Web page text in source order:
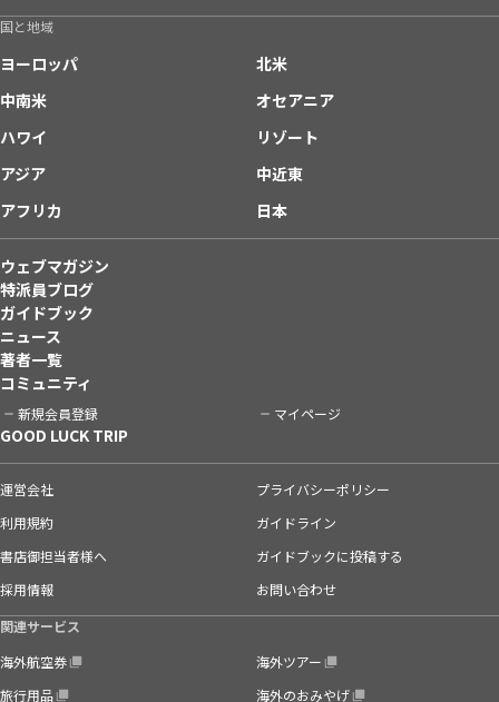
国と地域
ヨーロッパ
北米
中南米
オセアニア
ハワイ
リゾート
アジア
中近東
アフリカ
日本
ウェブマガジン
特派員ブログ
ガイドブック
ニュース
著者一覧
コミュニティ
新規会員登録 マイページ
GOOD LUCK TRIP
運営会社
プライバシーポリシー
利用規約
ガイドライン
書店御担当者様へ
ガイドブックに投稿する
採用情報
お問い合わせ
関連サービス
海外航空券
海外ツアー
旅行用品
海外のおみやげ